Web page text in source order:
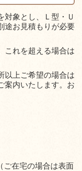
対象とし、Ｌ型・Ｕ
途お見積もりが必要
これを超える場合は
以上ご希望の場合は
案内いたします。お
ご在宅の場合は表面